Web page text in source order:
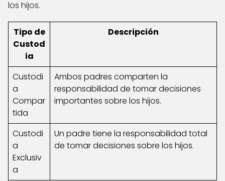
los hijos.
Tipo de
Custod
ia
Descripción
Custodi
a
Compar
tida
Ambos padres comparten la
responsabilidad de tomar decisiones
importantes sobre los hijos.
Custodi
a
Exclusiv
a
Un padre tiene la responsabilidad total
de tomar decisiones sobre los hijos.